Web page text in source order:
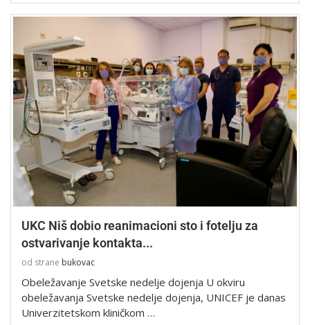
UKC Niš dobio reanimacioni sto i fotelju za
ostvarivanje kontakta...
od strane bukovac
Obeležavanje Svetske nedelje dojenja U okviru
obeležavanja Svetske nedelje dojenja, UNICEF je danas
Univerzitetskom kliničkom …